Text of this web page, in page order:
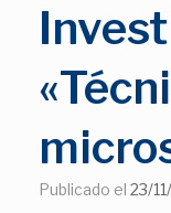
Publicado el 23/